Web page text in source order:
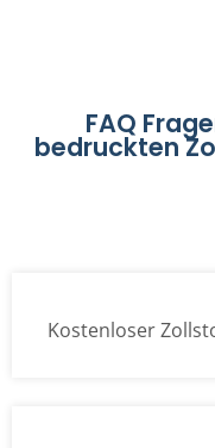
FAQ
bedruckten
Kostenloser